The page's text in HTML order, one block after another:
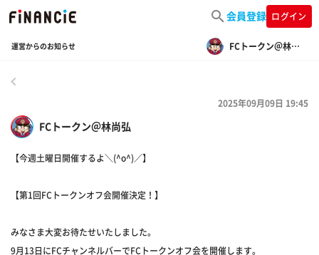
会員登録 ログイン
運営からのお知らせ FCトークン＠林尚弘
FCトークン＠林尚弘
2025年09月09日 19:45
【今週土曜日開催するよ＼(^o^)／】
【第1回FCトークンオフ会開催決定！】
みなさま大変お待たせいたしました。
9月13日にFCチャンネルバーでFCトークンオフ会を開催します。